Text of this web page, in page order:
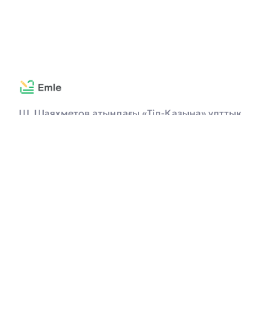
Ш. Шаяхметов атындағы «Тіл-Қазына» ұлттық